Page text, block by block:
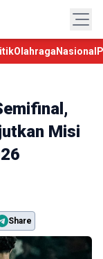
Olahraga Nasional
Misi
Share